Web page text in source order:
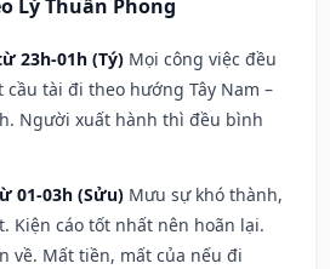
Lý Thuần Phong
23h-01h (Tý) Mọi công việc đều
tài đi theo hướng Tây Nam –
Người xuất hành thì đều bình
01-03h (Sửu) Mưu sự khó thành,
Kiện cáo tốt nhất nên hoãn lại.
về. Mất tiền, mất của nếu đi